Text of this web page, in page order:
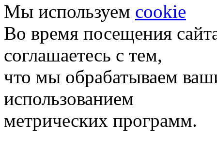
Мы используем cookie
Во время посещения
соглашаетесь с тем,
что мы обрабатываем
использованием
метрических программ.